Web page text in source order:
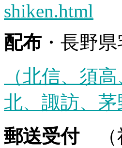
shiken.html
配布・長野
（北信、須
北、諏訪、
郵送受付（